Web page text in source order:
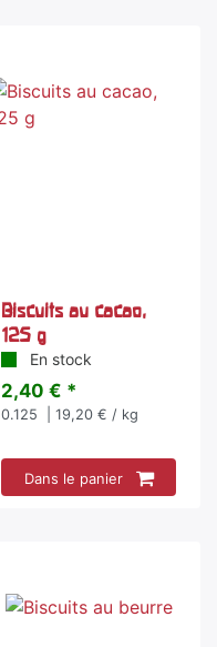
Biscuits au cacao,
125 g
En stock
2,40 € *
0.125 | 19,20 € / kg
Dans le panier